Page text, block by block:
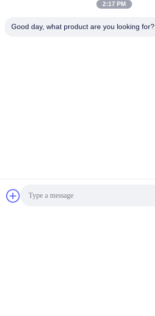
2:17 PM
Good day, what product are you looking for?